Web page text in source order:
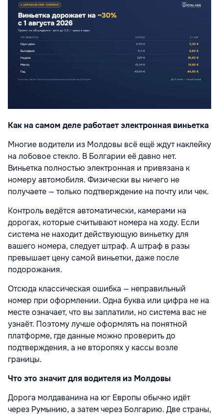
Как на самом деле работает электронная виньетка
Многие водители из Молдовы всё ещё ждут наклейку
на лобовое стекло. В Болгарии её давно нет.
Виньетка полностью электронная и привязана к
номеру автомобиля. Физически вы ничего не
получаете — только подтверждение на почту или чек.
Контроль ведётся автоматически, камерами на
дорогах, которые считывают номера на ходу. Если
система не находит действующую виньетку для
вашего номера, следует штраф. А штраф в разы
превышает цену самой виньетки, даже после
подорожания.
Отсюда классическая ошибка — неправильный
номер при оформлении. Одна буква или цифра не на
месте означает, что вы заплатили, но система вас не
узнаёт. Поэтому лучше оформлять на понятной
платформе, где данные можно проверить до
подтверждения, а не второпях у кассы возле
границы.
Что это значит для водителя из Молдовы
Дорога молдаванина на юг Европы обычно идёт
через Румынию, а затем через Болгарию. Две страны,